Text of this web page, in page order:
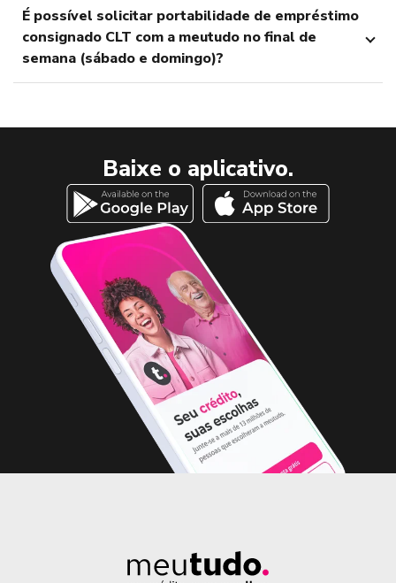
É possível solicitar portabilidade de empréstimo
consignado CLT com a meutudo no final de
semana (sábado e domingo)?
Baixe o aplicativo.